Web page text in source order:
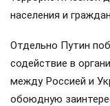
населения и
Отдельно Путин
содействие в
между Россией и
обоюдную